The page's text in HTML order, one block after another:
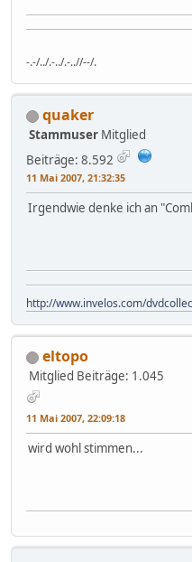
-.-/../.-../.-..//--/.
quaker
Stammuser Mitglied
Beiträge: 8.592
11 Mai 2007, 21:32:35
Irgendwie denke ich an
http://www.invelos.com/
eltopo
Mitglied Beiträge: 1.045
11 Mai 2007, 22:09:18
wird wohl stimmen...